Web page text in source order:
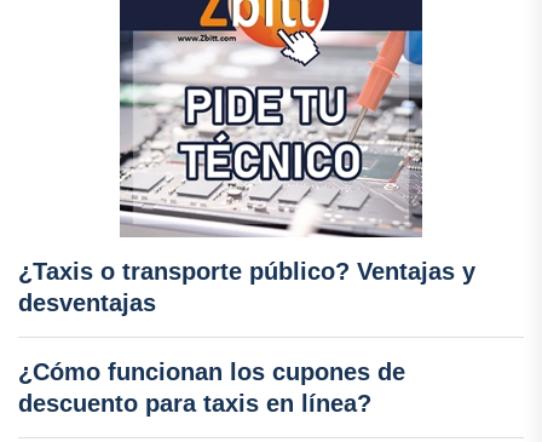
¿Taxis o transporte público? Ventajas y
desventajas
¿Cómo funcionan los cupones de
descuento para taxis en línea?